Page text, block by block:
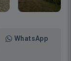
WhatsApp